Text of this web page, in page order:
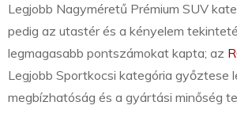
Legjobb Nagyméretű Prémium SUV
pedig az utastér és a kényelem
legmagasabb pontszámokat kapta; az
Legjobb Sportkocsi kategória győztese
megbízhatóság és a gyártási minőség